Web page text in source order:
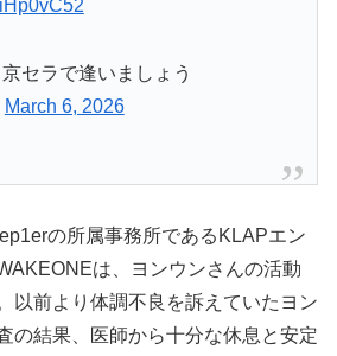
セラで逢いましょう
March 6, 2026
の所属事務所であるKLAPエン
は、ヨンウンさんの活動
以前より体調不良を訴えていたヨン
の結果、医師から十分な休息と安定